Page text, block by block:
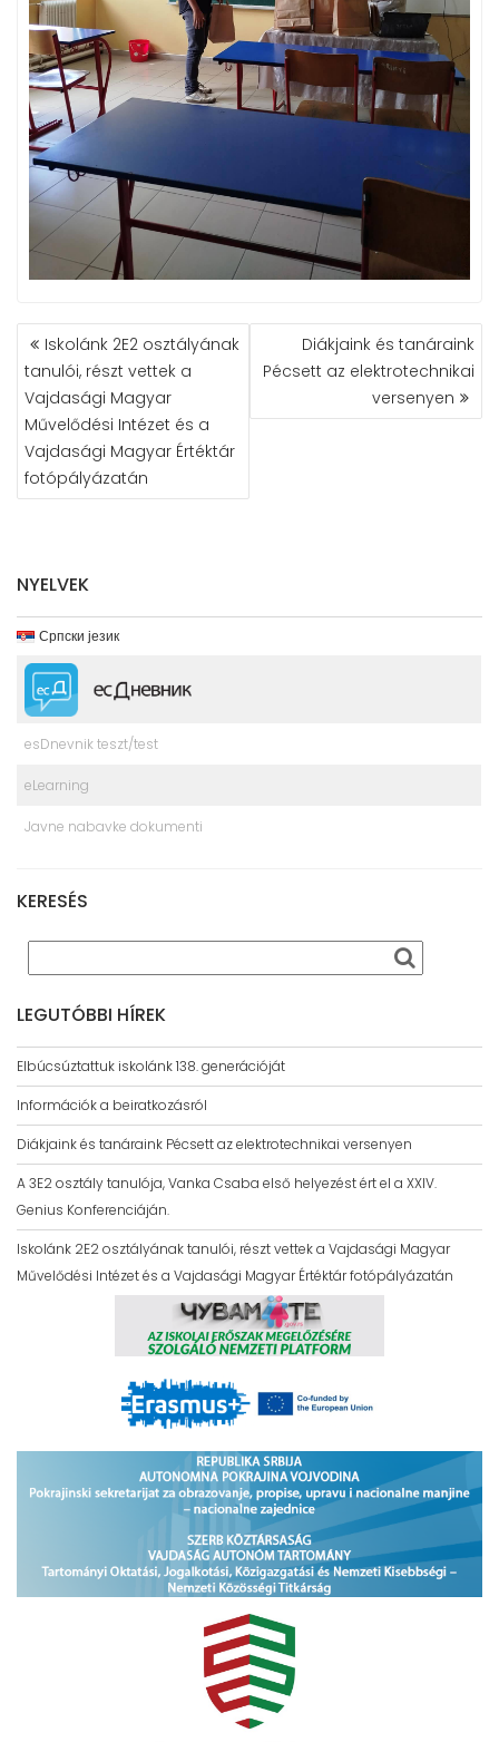
BEJEGYZÉS
NAVIGÁCIÓ
Iskolánk 2E2 osztályának
tanulói, részt vettek a
Vajdasági Magyar
Művelődési Intézet és a
Vajdasági Magyar Értéktár
fotópályázatán
Diákjaink és tanáraink
Pécsett az elektrotechnikai
versenyen
NYELVEK
Српски језик
esDnevnik teszt/test
eLearning
Javne nabavke dokumenti
KERESÉS
LEGUTÓBBI HÍREK
Elbúcsúztattuk iskolánk 138. generációját
Információk a beiratkozásról
Diákjaink és tanáraink Pécsett az elektrotechnikai versenyen
A 3E2 osztály tanulója, Vanka Csaba első helyezést ért el a XXIV.
Genius Konferenciáján.
Iskolánk 2E2 osztályának tanulói, részt vettek a Vajdasági Magyar
Művelődési Intézet és a Vajdasági Magyar Értéktár fotópályázatán